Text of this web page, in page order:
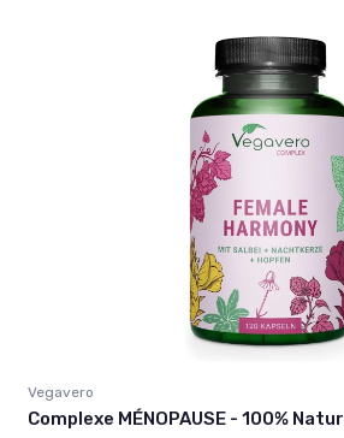
Vegavero
Complexe MÉNOPAUSE - 100%